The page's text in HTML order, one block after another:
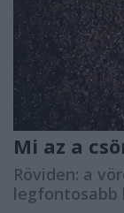
Mi az a
Röviden: a
legfontosabb